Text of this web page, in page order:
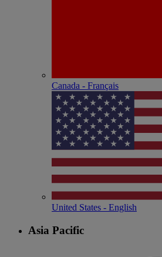
Canada - Français
United States - English
Asia Pacific